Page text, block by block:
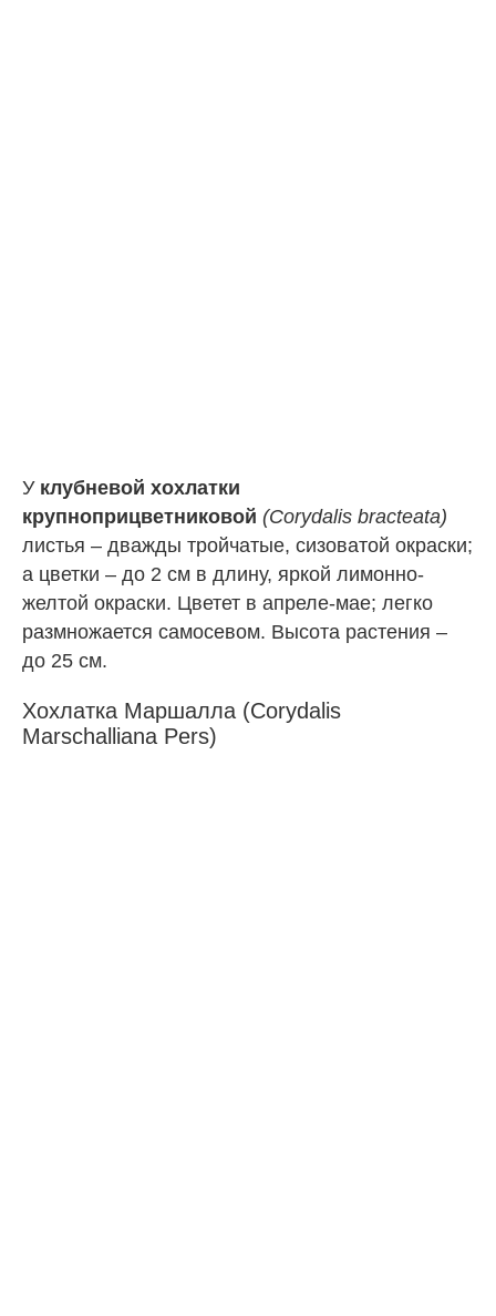
У клубневой хохлатки
крупноприцветниковой (Corydalis bracteata)
листья – дважды тройчатые, сизоватой окраски;
а цветки – до 2 см в длину, яркой лимонно-
желтой окраски. Цветет в апреле-мае; легко
размножается самосевом. Высота растения –
до 25 см.
Хохлатка Маршалла (Corydalis
Marschalliana Pers)